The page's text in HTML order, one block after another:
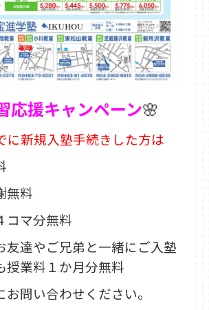
応援キャンペーン🌸
に新規入塾手続きした方は
無料
マ分無料
友達やご兄弟と一緒にご入塾
授業料１か月分無料
問い合わせください。